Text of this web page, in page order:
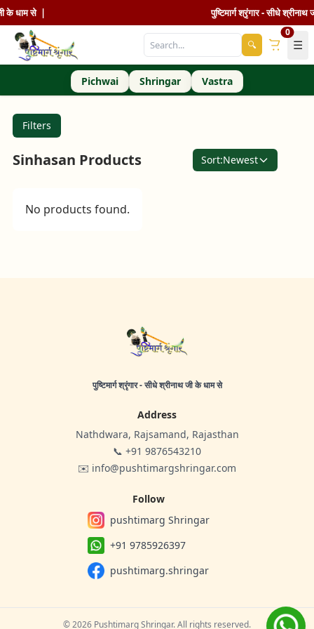
जी के धाम से | पुष्टिमार्ग श्रृंगार - सीधे
🔍
0
☰
Pichwai Shringar Vastra
Filters
Sinhasan Products Sort:Newest
No products found.
पुष्टिमार्ग श्रृंगार - सीधे श्रीनाथ जी के धाम से
Address
Nathdwara, Rajsamand, Rajasthan
📞 +91 9876543210
✉️ info@pushtimargshringar.com
Follow
pushtimarg Shringar
+91 9785926397
pushtimarg.shringar
© 2026 Pushtimarg Shringar. All rights reserved.